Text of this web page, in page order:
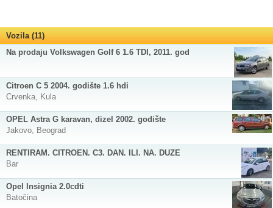
Vozila (11)
Na prodaju Volkswagen Golf 6 1.6 TDI, 2011. god
Citroen C 5 2004. godište 1.6 hdi
Crvenka, Kula
OPEL Astra G karavan, dizel 2002. godište
Jakovo, Beograd
RENTIRAM. CITROEN. C3. DAN. ILI. NA. DUZE
Bar
Opel Insignia 2.0cdti
Batočina